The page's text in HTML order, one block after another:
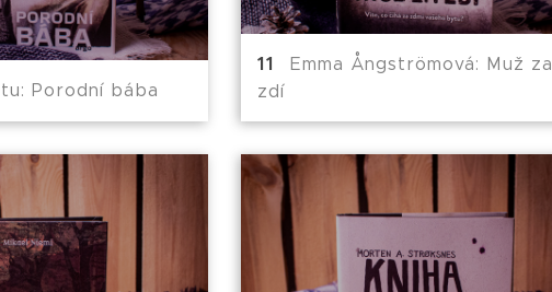
Porodní bába
Emma Ångströmová: Muž za
zdí